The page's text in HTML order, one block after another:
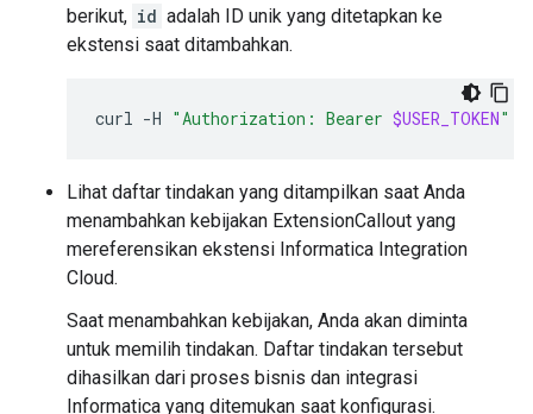
berikut, id adalah ID unik yang ditetapkan ke
ekstensi saat ditambahkan.
curl -H "Authorization: Bearer $USER_TOKEN"
Lihat daftar tindakan yang ditampilkan saat Anda
menambahkan kebijakan ExtensionCallout yang
mereferensikan ekstensi Informatica Integration
Cloud.
Saat menambahkan kebijakan, Anda akan diminta
untuk memilih tindakan. Daftar tindakan tersebut
dihasilkan dari proses bisnis dan integrasi
Informatica yang ditemukan saat konfigurasi.